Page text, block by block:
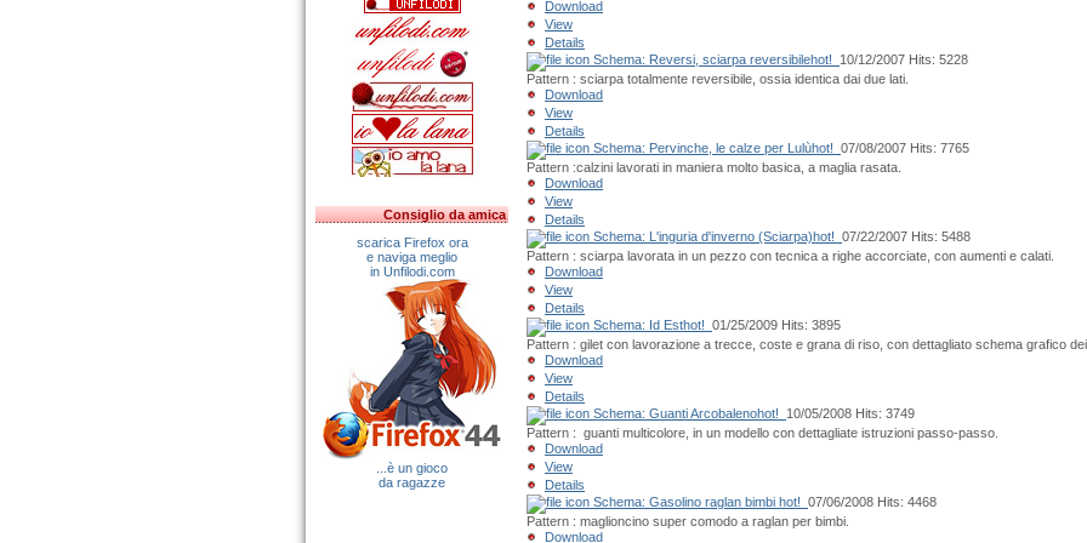
Consiglio da amica
scarica Firefox ora
e naviga meglio
in Unfilodi.com
...è un gioco
da ragazze
Download
View
Details
Schema: Reversi, sciarpa reversibilehot! 10/12/2007 Hits: 5228
Pattern : sciarpa totalmente reversibile, ossia identica dai due lati.
Download
View
Details
Schema: Pervinche, le calze per Lulùhot! 07/08/2007 Hits: 7765
Pattern :calzini lavorati in maniera molto basica, a maglia rasata.
Download
View
Details
Schema: L'inguria d'inverno (Sciarpa)hot! 07/22/2007 Hits: 5488
Pattern : sciarpa lavorata in un pezzo con tecnica a righe accorciate, con aumenti e calati.
Download
View
Details
Schema: Id Esthot! 01/25/2009 Hits: 3895
Pattern : gilet con lavorazione a trecce, coste e grana di riso, con dettagliato schema grafico dei
Download
View
Details
Schema: Guanti Arcobalenohot! 10/05/2008 Hits: 3749
Pattern : guanti multicolore, in un modello con dettagliate istruzioni passo-passo.
Download
View
Details
Schema: Gasolino raglan bimbi hot! 07/06/2008 Hits: 4468
Pattern : maglioncino super comodo a raglan per bimbi.
Download